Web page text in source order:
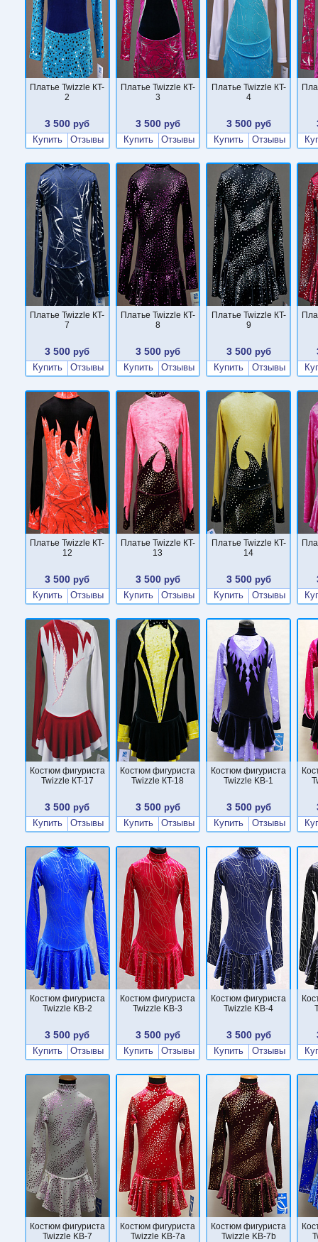
Платье Twizzle КT-
2
3 500 руб
Купить
Отзывы
Платье Twizzle КT-
3
3 500 руб
Купить
Отзывы
Платье Twizzle КT-
4
3 500руб
Купить
Отзывы
Платье Twizzle КT-
7
3 500 руб
Купить
Отзывы
Платье Twizzle КT-
8
3 500 руб
Купить
Отзывы
Платье Twizzle КT-
9
3 500руб
Купить
Отзывы
Платье Twizzle КT-
12
3 500 руб
Купить
Отзывы
Платье Twizzle КT-
13
3 500 руб
Купить
Отзывы
Платье Twizzle КT-
14
3 500руб
Купить
Отзывы
Костюм фигуриста
Twizzle КT-17
3 500 руб
Купить
Отзывы
Костюм фигуриста
Twizzle КT-18
3 500 руб
Купить
Отзывы
Костюм фигуриста
Twizzle KB-1
3 500руб
Купить
Отзывы
Костюм фигуриста
Twizzle KB-2
3 500 руб
Купить
Отзывы
Костюм фигуриста
Twizzle KB-3
3 500 руб
Купить
Отзывы
Костюм фигуриста
Twizzle KB-4
3 500руб
Купить
Отзывы
Костюм фигуриста
Twizzle KB-7
Костюм фигуриста
Twizzle KB-7a
Костюм фигуриста
Twizzle KB-7b